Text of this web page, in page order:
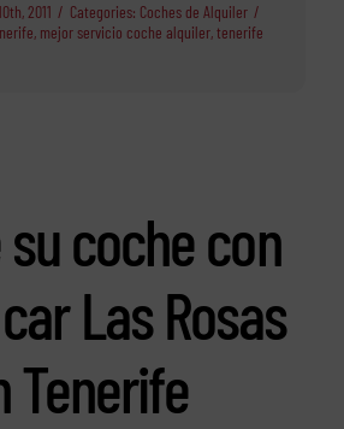
2011 / Categories: Coches de Alquiler /
, mejor servicio coche alquiler,tenerife
coche con
Las Rosas
Tenerife